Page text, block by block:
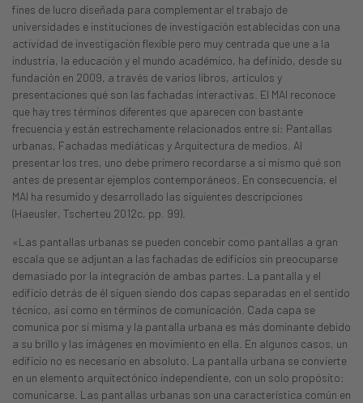
fines de lucro diseñada para complementar el trabajo de
universidades e instituciones de investigación establecidas con una
actividad de investigación flexible pero muy centrada que une a la
industria, la educación y el mundo académico, ha definido, desde su
fundación en 2009, a través de varios libros, artículos y
presentaciones qué son las fachadas interactivas. El MAI reconoce
que hay tres términos diferentes que aparecen con bastante
frecuencia y están estrechamente relacionados entre sí: Pantallas
urbanas, Fachadas mediáticas y Arquitectura de medios. Al
presentar los tres, uno debe primero recordarse a sí mismo qué son
antes de presentar ejemplos contemporáneos. En consecuencia, el
MAI ha resumido y desarrollado las siguientes descripciones
(Haeusler, Tscherteu 2012c, pp. 99).
«Las pantallas urbanas se pueden concebir como pantallas a gran
escala que se adjuntan a las fachadas de edificios sin preocuparse
demasiado por la integración de ambas partes. La pantalla y el
edificio detrás de él siguen siendo dos capas separadas en el sentido
técnico, así como en términos de comunicación. Cada capa se
comunica por sí misma y la pantalla urbana es más dominante debido
a su brillo y las imágenes en movimiento en ella. En algunos casos, un
edificio no es necesario en absoluto. La pantalla urbana se convierte
en un elemento arquitectónico independiente, con un solo propósito:
comunicarse. Las pantallas urbanas son una característica común en